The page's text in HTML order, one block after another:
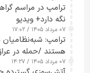
ترامپ در مراسم
نگه دارد+ ویدیو
۰۷ مرداد ۱۴۰۵ / ۱۷:۰۲
ترامپ:
هستند /حمله در
۰۷ مرداد ۱۴۰۵ / ۱۴:۲۷